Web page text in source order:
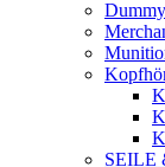
SEILE